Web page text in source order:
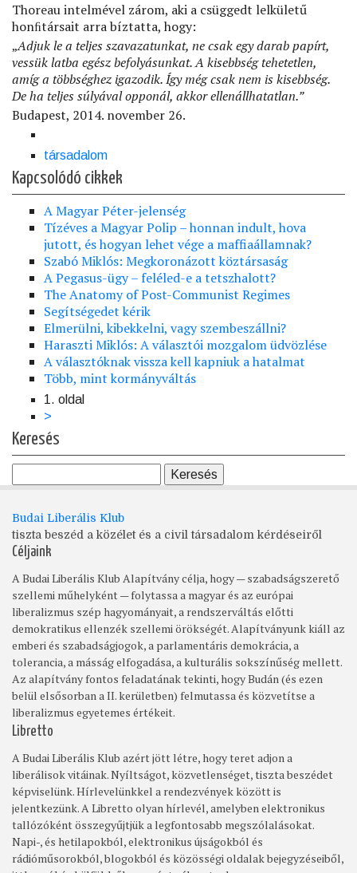
Thoreau intelmével zárom, aki a csüggedt lelkületű
honﬁtársait arra bíztatta, hogy:
„Adjuk le a teljes szavazatunkat, ne csak egy darab papírt,
vessük latba egész befolyásunkat. A kisebbség tehetetlen,
amíg a többséghez igazodik. Így még csak nem is kisebbség.
De ha teljes súlyával opponál, akkor ellenállhatatlan.”
Budapest, 2014. november 26.
társadalom
Kapcsolódó cikkek
A Magyar Péter-jelenség
Tízéves a Magyar Polip – honnan indult, hova
jutott, és hogyan lehet vége a maffiaállamnak?
Szabó Miklós: Megkoronázott köztársaság
A Pegasus-ügy – feléled-e a tetszhalott?
The Anatomy of Post-Communist Regimes
Segítségedet kérik
Elmerülni, kibekkelni, vagy szembeszállni?
Haraszti Miklós: A választói mozgalom üdvözlése
A választóknak vissza kell kapniuk a hatalmat
Több, mint kormányváltás
Oldalszámozás
1. oldal
Következő
oldal
>
Keresés
Budai Liberális Klub
tiszta beszéd a közélet és a civil társadalom kérdéseiről
Céljaink
A Budai Liberális Klub Alapítvány célja, hogy — szabadságszerető
szellemi műhelyként — folytassa a magyar és az európai
liberalizmus szép hagyományait, a rendszerváltás előtti
demokratikus ellenzék szellemi örökségét. Alapítványunk kiáll az
emberi és szabadságjogok, a parlamentáris demokrácia, a
tolerancia, a másság elfogadása, a kulturális sokszínűség mellett.
Az alapítvány fontos feladatának tekinti, hogy Budán (és ezen
belül elsősorban a II. kerületben) felmutassa és közvetítse a
liberalizmus egyetemes értékeit.
Libretto
A Budai Liberális Klub azért jött létre, hogy teret adjon a
liberálisok vitáinak. Nyíltságot, közvetlenséget, tiszta beszédet
képviselünk. Hírlevelünkkel a rendezvények között is
jelentkezünk. A Libretto olyan hírlevél, amelyben elektronikus
tallózóként összegyűjtjük a legfontosabb megszólalásokat.
Napi-, és hetilapokból, elektronikus újságokból és
rádióműsorokból, blogokból és közösségi oldalak bejegyzéseiből,